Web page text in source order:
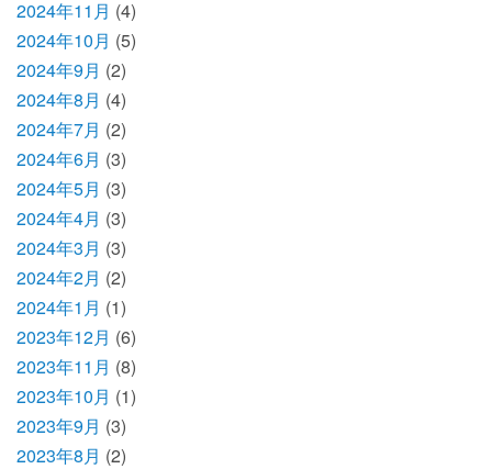
2024年11月 (4)
2024年10月 (5)
2024年9月 (2)
2024年8月 (4)
2024年7月 (2)
2024年6月 (3)
2024年5月 (3)
2024年4月 (3)
2024年3月 (3)
2024年2月 (2)
2024年1月 (1)
2023年12月 (6)
2023年11月 (8)
2023年10月 (1)
2023年9月 (3)
2023年8月 (2)